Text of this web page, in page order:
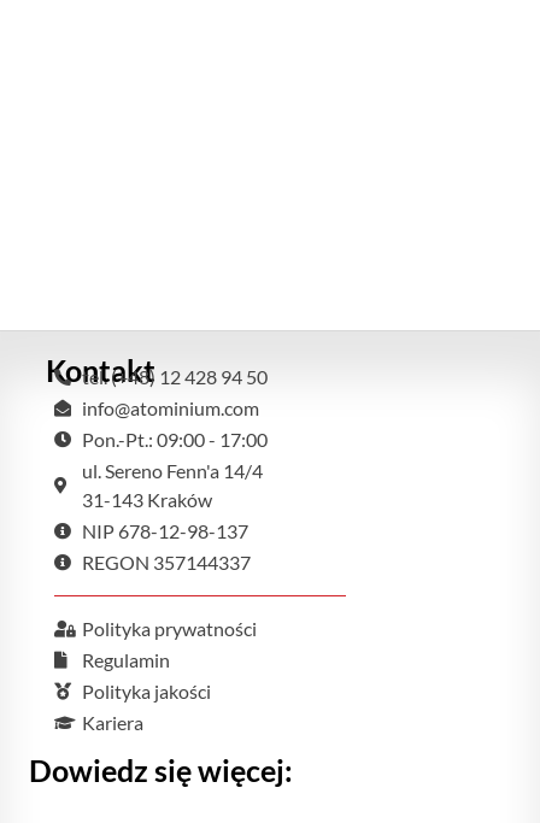
Kontakt
tel. (+48) 12 428 94 50
info@atominium.com
Pon.-Pt.: 09:00 - 17:00
ul. Sereno Fenn'a 14/4
31-143 Kraków
NIP 678-12-98-137
REGON 357144337
Polityka prywatności
Regulamin
Polityka jakości
Kariera
Dowiedz się więcej: